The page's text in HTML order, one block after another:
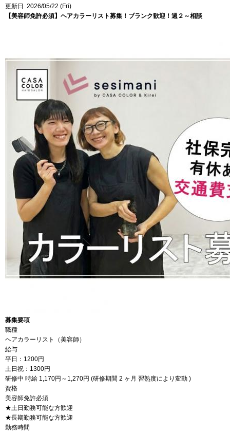
更新日 2026/05/22 (Fri)
【美容師免許必須】ヘアカラーリスト募集！ブランク歓迎！週２～相談
募集要項
職種
ヘアカラーリスト（美容師）
給与
平日：1200円
土日祝：1300円
研修中 時給 1,170円～1,270円 (研修期間 2 ヶ月 習熟度により変動 )
資格
美容師免許必須
★土日勤務可能な方歓迎
★長期勤務可能な方歓迎
勤務時間